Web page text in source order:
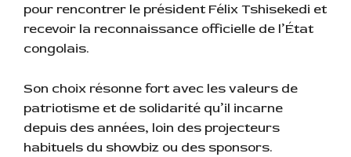
pour rencontrer le président Félix Tshisekedi et
recevoir la reconnaissance officielle de l’État
congolais.
Son choix résonne fort avec les valeurs de
patriotisme et de solidarité qu’il incarne
depuis des années, loin des projecteurs
habituels du showbiz ou des sponsors.